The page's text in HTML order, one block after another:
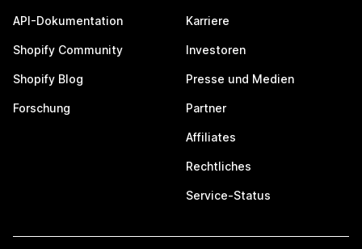
API-Dokumentation
Shopify Community
Shopify Blog
Forschung
Karriere
Investoren
Presse und Medien
Partner
Affiliates
Rechtliches
Service-Status